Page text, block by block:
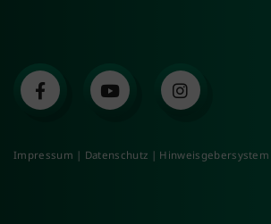
Impressum | Datenschutz | Hinweisgebersystem